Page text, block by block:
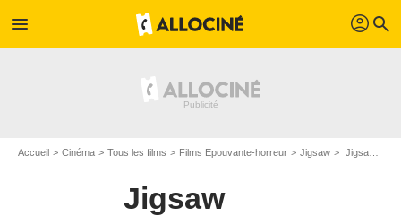
menu profil search
Accueil Cinéma Tous les films Films Epouvante-horreur Jigsaw Jigsaw en DVD Blu Ray
Jigsaw